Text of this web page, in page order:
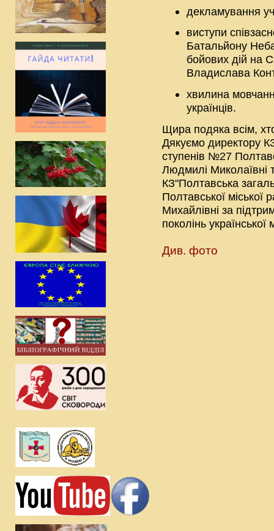
декламування
виступи
Батальйону
бойових дій на
Владислава
хвилина
українців.
Щира подяка всім,
Дякуємо директору
ступенів №27
Людмилі Миколаївні
КЗ"Полтавська
Полтавської міської
Михайлівні за
поколінь української
Див. фото